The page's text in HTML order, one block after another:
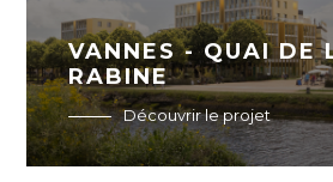
VANNES - QUAI DE
RABINE
Découvrir le projet